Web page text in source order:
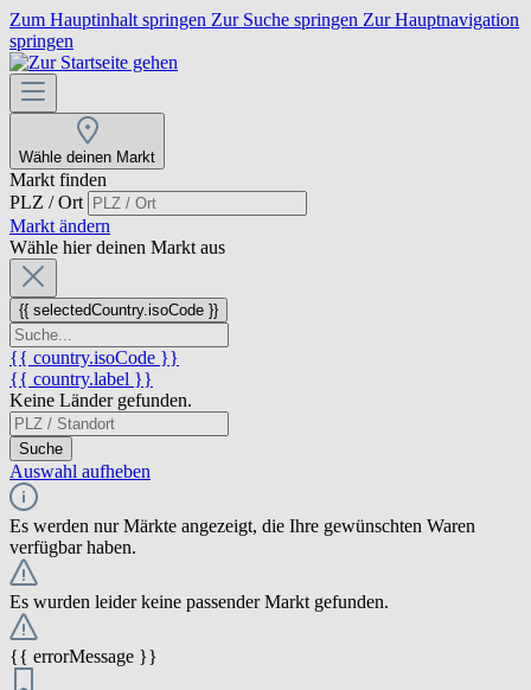
Zum Hauptinhalt springen Zur Suche springen Zur Hauptnavigation
springen
Wähle deinen Markt
Markt finden
PLZ / Ort
Markt ändern
Wähle hier deinen Markt aus
{{ selectedCountry.isoCode }}
{{ country.isoCode }}
{{ country.label }}
Keine Länder gefunden.
Suche
Auswahl aufheben
Es werden nur Märkte angezeigt, die Ihre gewünschten Waren
verfügbar haben.
Es wurden leider keine passender Markt gefunden.
{{ errorMessage }}